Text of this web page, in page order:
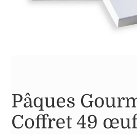
Pâques
Coffret 49